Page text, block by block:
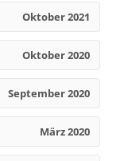
Oktober 2021
Oktober 2020
September 2020
März 2020